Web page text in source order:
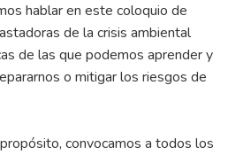
hablar en este coloquio de
de la crisis ambiental
de las que podemos aprender y
o mitigar los riesgos de
convocamos a todos los